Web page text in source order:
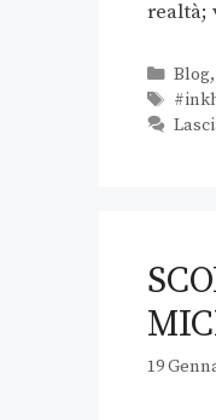
realtà;
Blog,
19